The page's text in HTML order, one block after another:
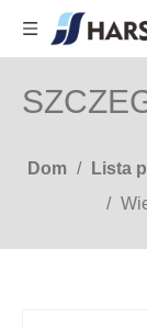
Dom / Lista
/